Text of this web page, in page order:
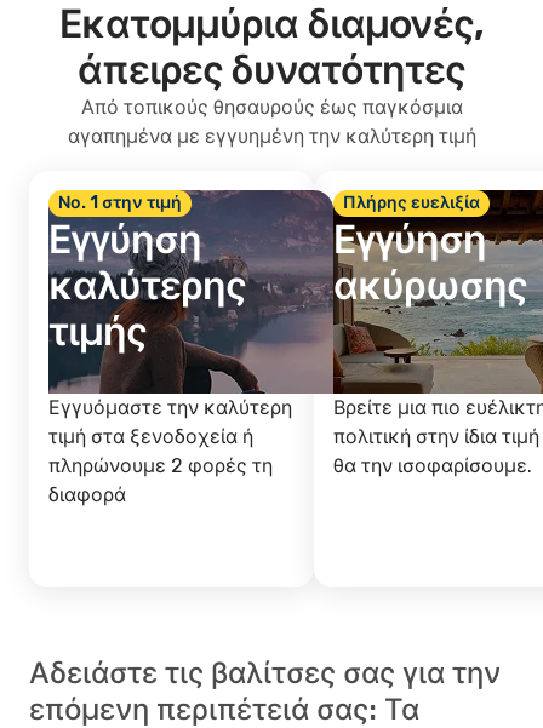
Εκατομμύρια διαμονές,
άπειρες δυνατότητες
Από τοπικούς θησαυρούς έως παγκόσμια
αγαπημένα με εγγυημένη την καλύτερη τιμή
Νο. 1 στην τιμή
Εγγύηση
καλύτερης
τιμής
Εγγυόμαστε την καλύτερη
τιμή στα ξενοδοχεία ή
πληρώνουμε 2 φορές τη
διαφορά
Πλήρης ευελιξία
Εγγύηση
ακύρωσης
Βρείτε μια πιο
πολιτική στην ίδια
θα την ισοφαρίσουμε.
Αδειάστε τις βαλίτσες σας για την
επόμενη περιπέτειά σας: Τα